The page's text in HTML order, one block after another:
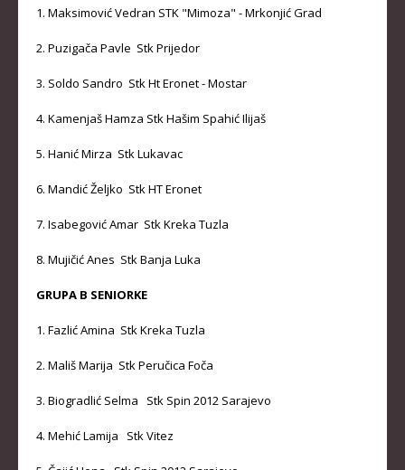
1. Maksimović Vedran STK "Mimoza" - Mrkonjić Grad
2. Puzigača Pavle Stk Prijedor
3. Soldo Sandro Stk Ht Eronet - Mostar
4. Kamenjaš Hamza Stk Hašim Spahić Ilijaš
5. Hanić Mirza Stk Lukavac
6. Mandić Željko Stk HT Eronet
7. Isabegović Amar Stk Kreka Tuzla
8. Mujičić Anes Stk Banja Luka
GRUPA B SENIORKE
1. Fazlić Amina Stk Kreka Tuzla
2. Mališ Marija Stk Peručica Foča
3. Biogradlić Selma Stk Spin 2012 Sarajevo
4. Mehić Lamija Stk Vitez